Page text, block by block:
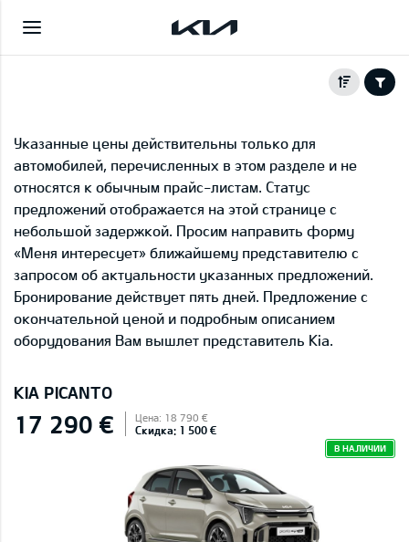
Указанные цены действительны только для
автомобилей, перечисленных в этом разделе и не
относятся к обычным прайс-листам. Статус
предложений отображается на этой странице с
небольшой задержкой. Просим направить форму
«Меня интересует» ближайшему представителю с
запросом об актуальности указанных предложений.
Бронирование действует пять дней. Предложение с
окончательной ценой и подробным описанием
оборудования Вам вышлет представитель Kia.
KIA PICANTO
17 290 € Цена: 18 790 €
Скидка: 1 500 €
В НАЛИЧИИ